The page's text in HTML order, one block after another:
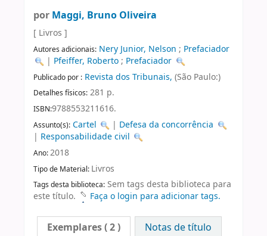
por Maggi, Bruno Oliveira
[ Livros ]
Autores adicionais: Nery Junior, Nelson ; Prefaciador
| Pfeiffer, Roberto; Prefaciador
Publicado por : Revista dos Tribunais, (São Paulo:)
Detalhes físicos: 281 p.
ISBN:9788553211616.
Assunto(s): Cartel | Defesa da concorrência
| Responsabilidade civil
Ano:2018
Tipo de Material: Livros
Tags desta biblioteca: Sem tags desta biblioteca para
este título.
Faça o login para adicionar tags.
Exemplares( 2 )
Notas de título